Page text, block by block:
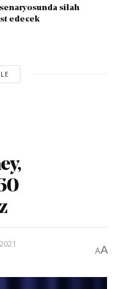
senaryosunda silah
edecek
AA